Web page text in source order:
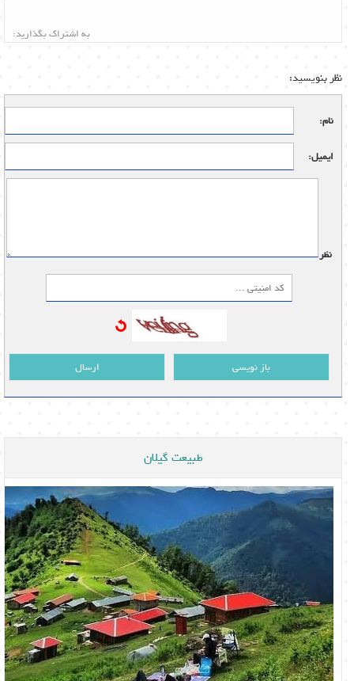
به اشتراک بگذارید:
نظر بنویسید:
نام:
ایمیل:
نظر:
ارسال باز نویسی
طبیعت گیلان